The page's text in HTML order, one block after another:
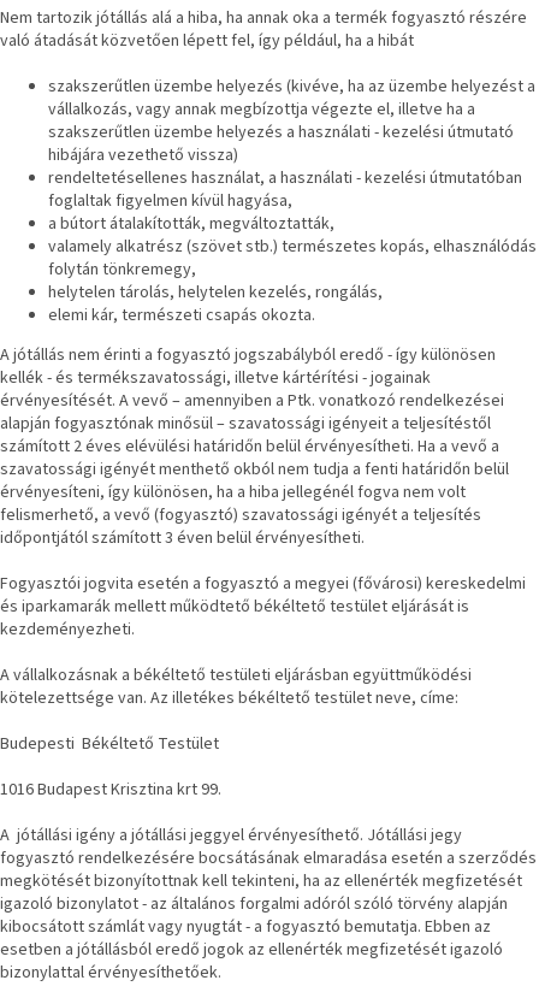
Nem tartozik jótállás alá a hiba, ha annak oka a termék fogyasztó részére
való átadását közvetően lépett fel, így például, ha a hibát
szakszerűtlen üzembe helyezés (kivéve, ha az üzembe helyezést a
vállalkozás, vagy annak megbízottja végezte el, illetve ha a
szakszerűtlen üzembe helyezés a használati - kezelési útmutató
hibájára vezethető vissza)
rendeltetésellenes használat, a használati - kezelési útmutatóban
foglaltak figyelmen kívül hagyása,
a bútort átalakították, megváltoztatták,
valamely alkatrész (szövet stb.) természetes kopás, elhasználódás
folytán tönkremegy,
helytelen tárolás, helytelen kezelés, rongálás,
elemi kár, természeti csapás okozta.
A jótállás nem érinti a fogyasztó jogszabályból eredő - így különösen
kellék - és termékszavatossági, illetve kártérítési - jogainak
érvényesítését. A vevő – amennyiben a Ptk. vonatkozó rendelkezései
alapján fogyasztónak minősül – szavatossági igényeit a teljesítéstől
számított 2 éves elévülési határidőn belül érvényesítheti. Ha a vevő a
szavatossági igényét menthető okból nem tudja a fenti határidőn belül
érvényesíteni, így különösen, ha a hiba jellegénél fogva nem volt
felismerhető, a vevő (fogyasztó) szavatossági igényét a teljesítés
időpontjától számított 3 éven belül érvényesítheti.
Fogyasztói jogvita esetén a fogyasztó a megyei (fővárosi) kereskedelmi
és iparkamarák mellett működtető békéltető testület eljárását is
kezdeményezheti.
A vállalkozásnak a békéltető testületi eljárásban együttműködési
kötelezettsége van. Az illetékes békéltető testület neve, címe:
Budepesti Békéltető Testület
1016 Budapest Krisztina krt 99.
A jótállási igény a jótállási jeggyel érvényesíthető. Jótállási jegy
fogyasztó rendelkezésére bocsátásának elmaradása esetén a szerződés
megkötését bizonyítottnak kell tekinteni, ha az ellenérték megfizetését
igazoló bizonylatot - az általános forgalmi adóról szóló törvény alapján
kibocsátott számlát vagy nyugtát - a fogyasztó bemutatja. Ebben az
esetben a jótállásból eredő jogok az ellenérték megfizetését igazoló
bizonylattal érvényesíthetőek.